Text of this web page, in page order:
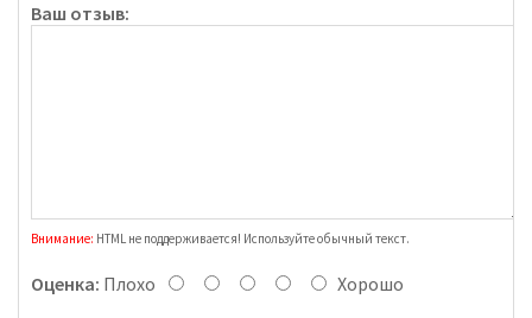
Ваш отзыв:
Внимание: HTML не поддерживается! Используйте обычный текст.
Оценка: Плохо
Хорошо